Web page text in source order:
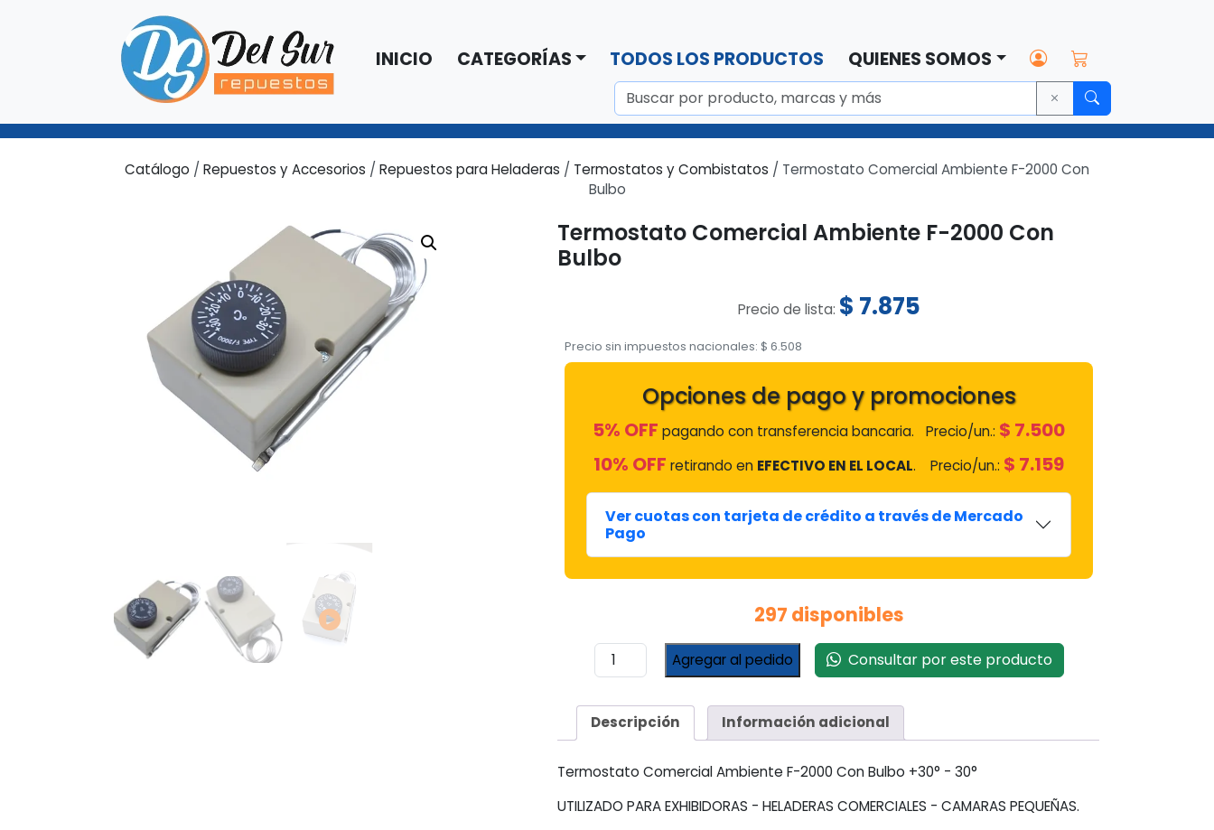
INICIO CATEGORÍAS TODOS LOS PRODUCTOS QUIENES SOMOS
Catálogo / Repuestos y Accesorios / Repuestos para Heladeras / Termostatos y Combistatos / Termostato Comercial Ambiente F-2000 Con
Bulbo
Loaded :
Remaining
TimeР’
-0:14
Termostato Comercial Ambiente F-2000 Con
Bulbo
Precio de lista: $ 7.875
Precio sin impuestos nacionales:$ 6.508
Opciones de pago y promociones
5% OFF pagando con transferencia bancaria. Precio/un.: $ 7.500
10% OFF retirando en EFECTIVO EN EL LOCAL. Precio/un.: $ 7.159
Ver cuotas con tarjeta de crédito a través de Mercado
Pago
297 disponibles
Termostato
Comercial
F-
2000
Bulbo
Agregar al pedido Consultar por este producto
Descripción Información adicional
Termostato Comercial Ambiente F-2000 Con Bulbo +30° - 30°
UTILIZADO PARA EXHIBIDORAS - HELADERAS COMERCIALES - CAMARAS PEQUEÑAS.